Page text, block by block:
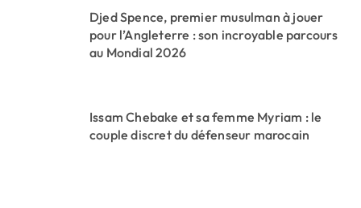
Djed Spence, premier musulman à jouer
pour l’Angleterre : son incroyable parcours
au Mondial 2026
Issam Chebake et sa femme Myriam : le
couple discret du défenseur marocain